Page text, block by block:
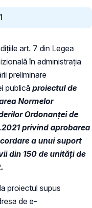
art. 7 din Legea
în administraţia
preliminare
publică proiectul de
Normelor
Ordonanței de
privind aprobarea
a unui suport
din 150 de unităţi de
proiectul supus
de e-